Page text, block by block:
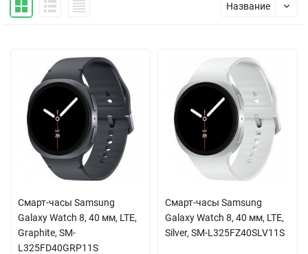
Название
Смарт-часы Samsung
Galaxy Watch 8, 40 мм, LTE,
Graphite, SM-
L325FD40GRP11S
Смарт-часы Samsung
Galaxy Watch 8, 40 мм, LTE,
Silver, SM-L325FZ40SLV11S